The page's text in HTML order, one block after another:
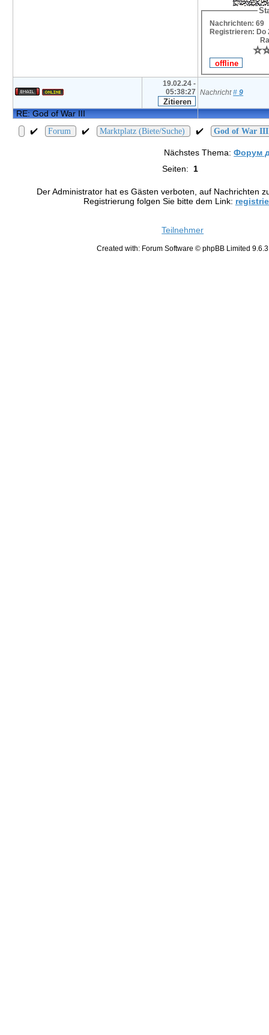
Nachrichten: 69
Registrieren: Do
⭐
⭐
19.02.24 -
05:38:27 Nachricht#9
RE: God of War III
✔️
Forum ✔️ Marktplatz (Biete/Suche) ✔️ God of War III
Nächstes Thema:Форум
Seiten:1
Der Administrator hat es Gästen verboten, auf Nachrichten
Registrierung folgen Sie bitte dem Link:
Teilnehmer
Created with: Forum Software © phpBB Limited 9.6.3